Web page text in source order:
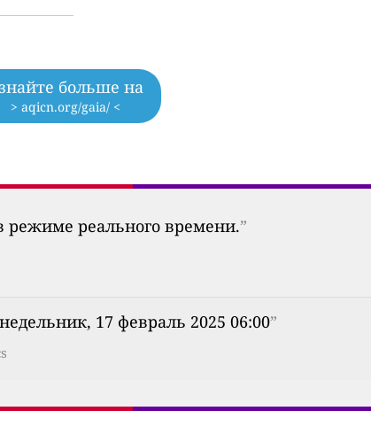
больше на
> aqicn.org/gaia/ <
режиме реального времени.”
17 февраль 2025 06:00”